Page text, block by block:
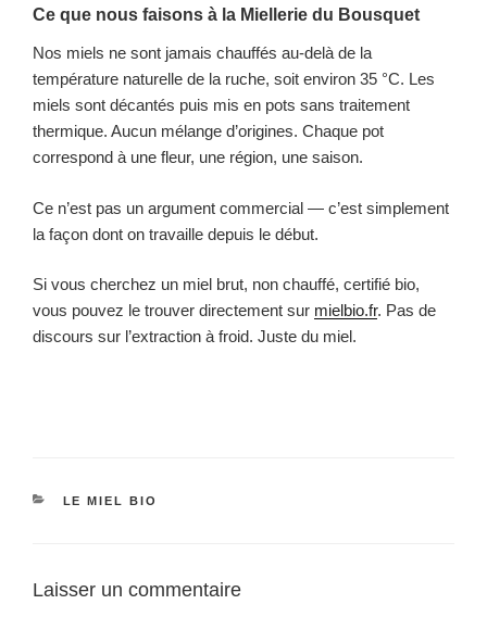
Ce que nous faisons à la Miellerie du Bousquet
Nos miels ne sont jamais chauffés au-delà de la
température naturelle de la ruche, soit environ 35 °C. Les
miels sont décantés puis mis en pots sans traitement
thermique. Aucun mélange d’origines. Chaque pot
correspond à une fleur, une région, une saison.
Ce n’est pas un argument commercial — c’est simplement
la façon dont on travaille depuis le début.
Si vous cherchez un miel brut, non chauffé, certifié bio,
vous pouvez le trouver directement sur mielbio.fr. Pas de
discours sur l’extraction à froid. Juste du miel.
CATÉGORIES
LE MIEL BIO
Laisser un commentaire